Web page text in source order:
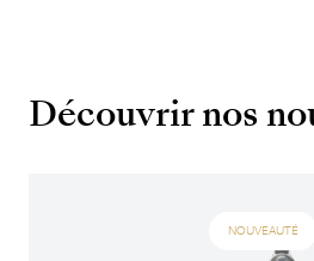
Découvrir nos
NOUVEAUTÉ